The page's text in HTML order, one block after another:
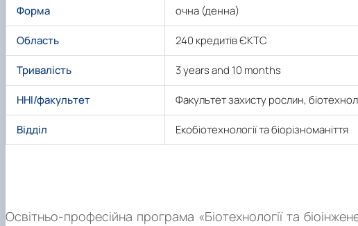
Форма очна (денна)
Область 240 кредитів ЄКТС
Тривалість 3 years and 10 months
ННІ/факультет Факультет захисту рослин,
Відділ Екобіотехнології та біорізноманіття
Освітньо-професійна програма «Біотехнології та